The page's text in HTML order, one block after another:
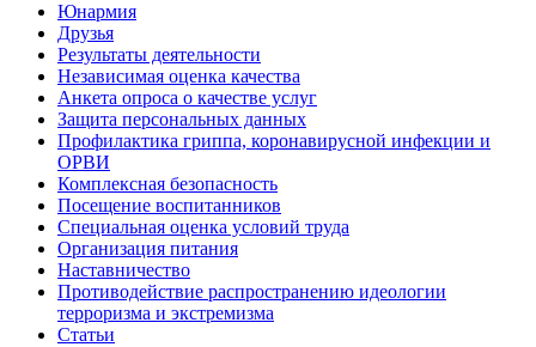
Юнармия
Друзья
Результаты деятельности
Независимая оценка качества
Анкета опроса о качестве услуг
Защита персональных данных
Профилактика гриппа, коронавирусной инфекции и
ОРВИ
Комплексная безопасность
Посещение воспитанников
Специальная оценка условий труда
Организация питания
Наставничество
Противодействие распространению идеологии
терроризма и экстремизма
Статьи